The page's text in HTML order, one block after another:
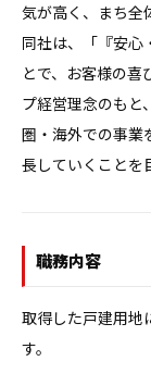
気が高く、まち全
同社は、「『安心
とで、お客様の喜
プ経営理念のもと
圏・海外での事業
長していくことを
職務内容
取得した戸建用地
す。